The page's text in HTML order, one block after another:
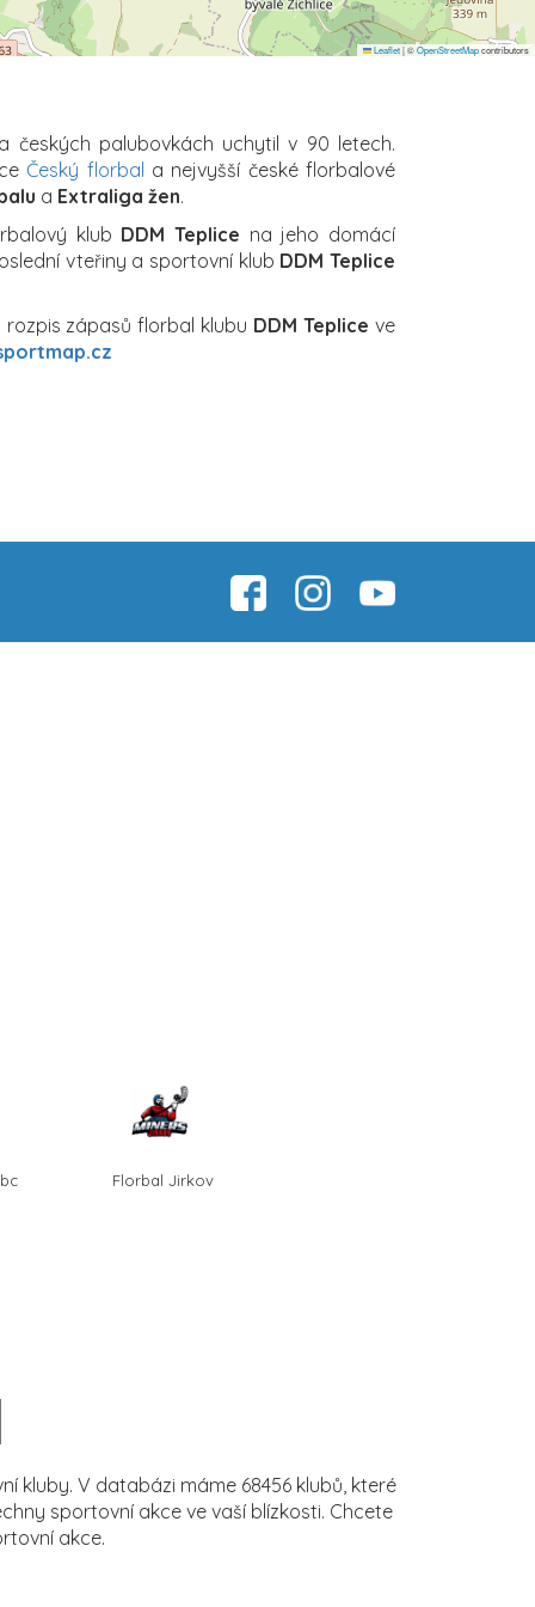
Leaflet|©OpenStreetMapcontributors
českých palubovkách uchytil v 90 letech.
Český florbal a nejvyšší české florbalové
a Extraliga žen.
klub DDM Teplice na jeho domácí
vteřiny a sportovní klub DDM Teplice
zápasů florbal klubu DDM Teplice ve
Florbal Jirkov
kluby. V databázi máme 68456 klubů, které
sportovní akce ve vaší blízkosti. Chcete
akce.